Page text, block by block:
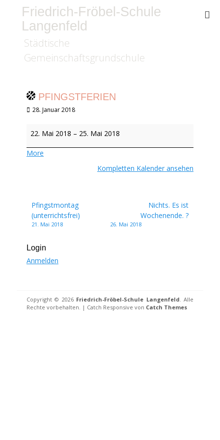
Friedrich-Fröbel-Schule
Langenfeld
Städtische
Gemeinschaftsgrundschule
PFINGSTFERIEN
Veröffentlicht
28. Januar 2018
Pfingstferien
22. Mai 2018 – 25. Mai 2018
More
Kompletten Kalender ansehen
Beitragsnavigation
Pfingstmontag
(unterrichtsfrei)
21. Mai 2018
Nichts. Es ist
Wochenende. ?
26. Mai 2018
Login
Anmelden
Copyright © 2026 Friedrich-Fröbel-Schule Langenfeld. Alle
Rechte vorbehalten. | Catch Responsive von Catch Themes